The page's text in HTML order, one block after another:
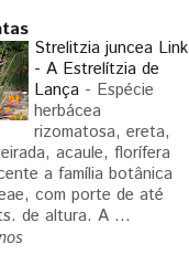
Strelitzia juncea Link
- A Estrelítzia de
Lança - Espécie
herbácea
rizomatosa, ereta,
acaule, florífera
a família botânica
com porte de até
de altura. A ...